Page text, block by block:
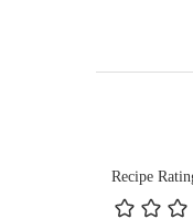
Recipe